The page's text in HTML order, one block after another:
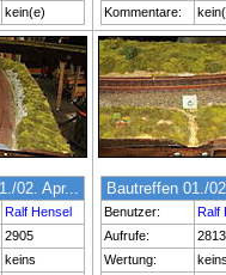
kein(e)
Kommentare:
02. Apr...
Ralf Hensel
2905
keins
Bautreffen 01./
Benutzer:
Ralf
Aufrufe:
2813
Wertung: